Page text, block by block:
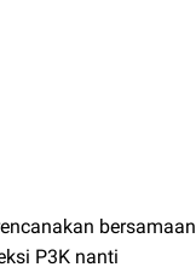
bersamaan
P3K nanti